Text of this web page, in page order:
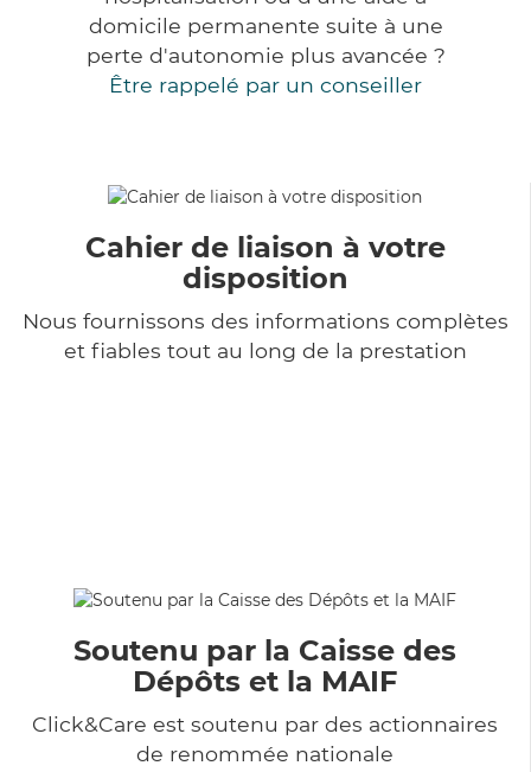
domicile permanente suite à une
perte d'autonomie plus avancée ?
Être rappelé par un conseiller
Cahier de liaison à votre
disposition
Nous fournissons des informations complètes
et fiables tout au long de la prestation
Soutenu par la Caisse des
Dépôts et la MAIF
Click&Care est soutenu par des actionnaires
de renommée nationale